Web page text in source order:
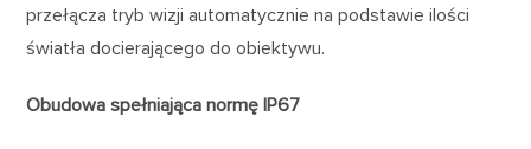
przełącza tryb wizji automatycznie na podstawie ilości
światła docierającego do obiektywu.
Obudowa spełniająca normę IP67